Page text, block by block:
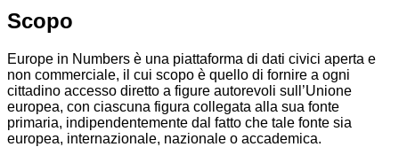
Scopo
Europe in Numbers è una piattaforma di dati civici aperta e
non commerciale, il cui scopo è quello di fornire a ogni
cittadino accesso diretto a figure autorevoli sull’Unione
europea, con ciascuna figura collegata alla sua fonte
primaria, indipendentemente dal fatto che tale fonte sia
europea, internazionale, nazionale o accademica.